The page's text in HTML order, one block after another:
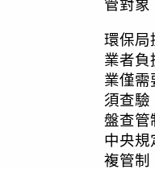
管對象
環保局
業者負
業僅需
須查驗
盤查管
中央規
複管制